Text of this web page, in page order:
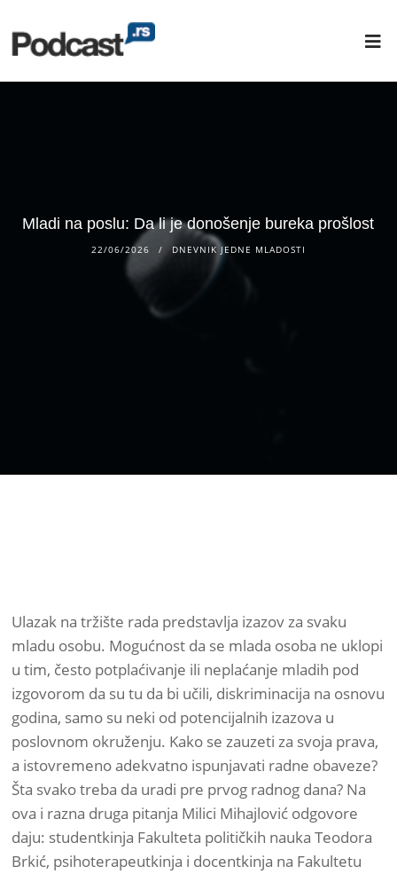
Mladi na poslu: Da li je donošenje bureka prošlost
22/06/2026 DNEVNIK JEDNE MLADOSTI
Ulazak na tržište rada predstavlja izazov za svaku
mladu osobu. Mogućnost da se mlada osoba ne uklopi
u tim, često potplaćivanje ili neplaćanje mladih pod
izgovorom da su tu da bi učili, diskriminacija na osnovu
godina, samo su neki od potencijalnih izazova u
poslovnom okruženju. Kako se zauzeti za svoja prava,
a istovremeno adekvatno ispunjavati radne obaveze?
Šta svako treba da uradi pre prvog radnog dana? Na
ova i razna druga pitanja Milici Mihajlović odgovore
daju: studentkinja Fakulteta političkih nauka Teodora
Brkić, psihoterapeutkinja i docentkinja na Fakultetu